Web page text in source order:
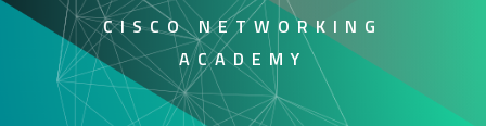
CISCO NETWORKING
ACADEMY